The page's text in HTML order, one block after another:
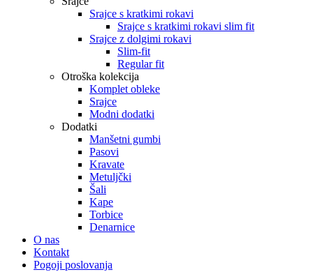
Srajce s kratkimi rokavi
Srajce s kratkimi rokavi slim fit
Srajce z dolgimi rokavi
Slim-fit
Regular fit
Otroška kolekcija
Komplet obleke
Srajce
Modni dodatki
Dodatki
Manšetni gumbi
Pasovi
Kravate
Metuljčki
Šali
Kape
Torbice
Denarnice
O nas
Kontakt
Pogoji poslovanja